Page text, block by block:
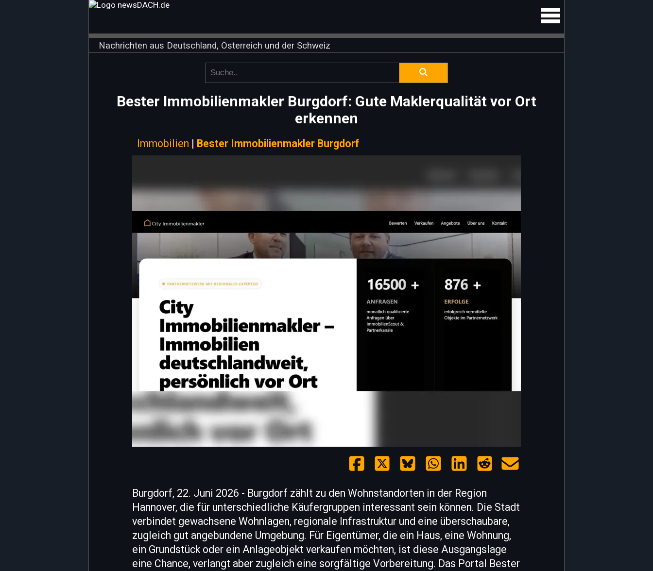
Nachrichten aus Deutschland, Österreich und der Schweiz
Bester Immobilienmakler Burgdorf: Gute Maklerqualität vor Ort
erkennen
Immobilien | Bester Immobilienmakler Burgdorf
Burgdorf, 22. Juni 2026 - Burgdorf zählt zu den Wohnstandorten in der Region
Hannover, die für unterschiedliche Käufergruppen interessant sein können. Die Stadt
verbindet gewachsene Wohnlagen, regionale Infrastruktur und eine überschaubare,
zugleich gut angebundene Umgebung. Für Eigentümer, die ein Haus, eine Wohnung,
ein Grundstück oder ein Anlageobjekt verkaufen möchten, ist diese Ausgangslage
eine Chance, verlangt aber zugleich eine sorgfältige Vorbereitung. Das Portal Bester